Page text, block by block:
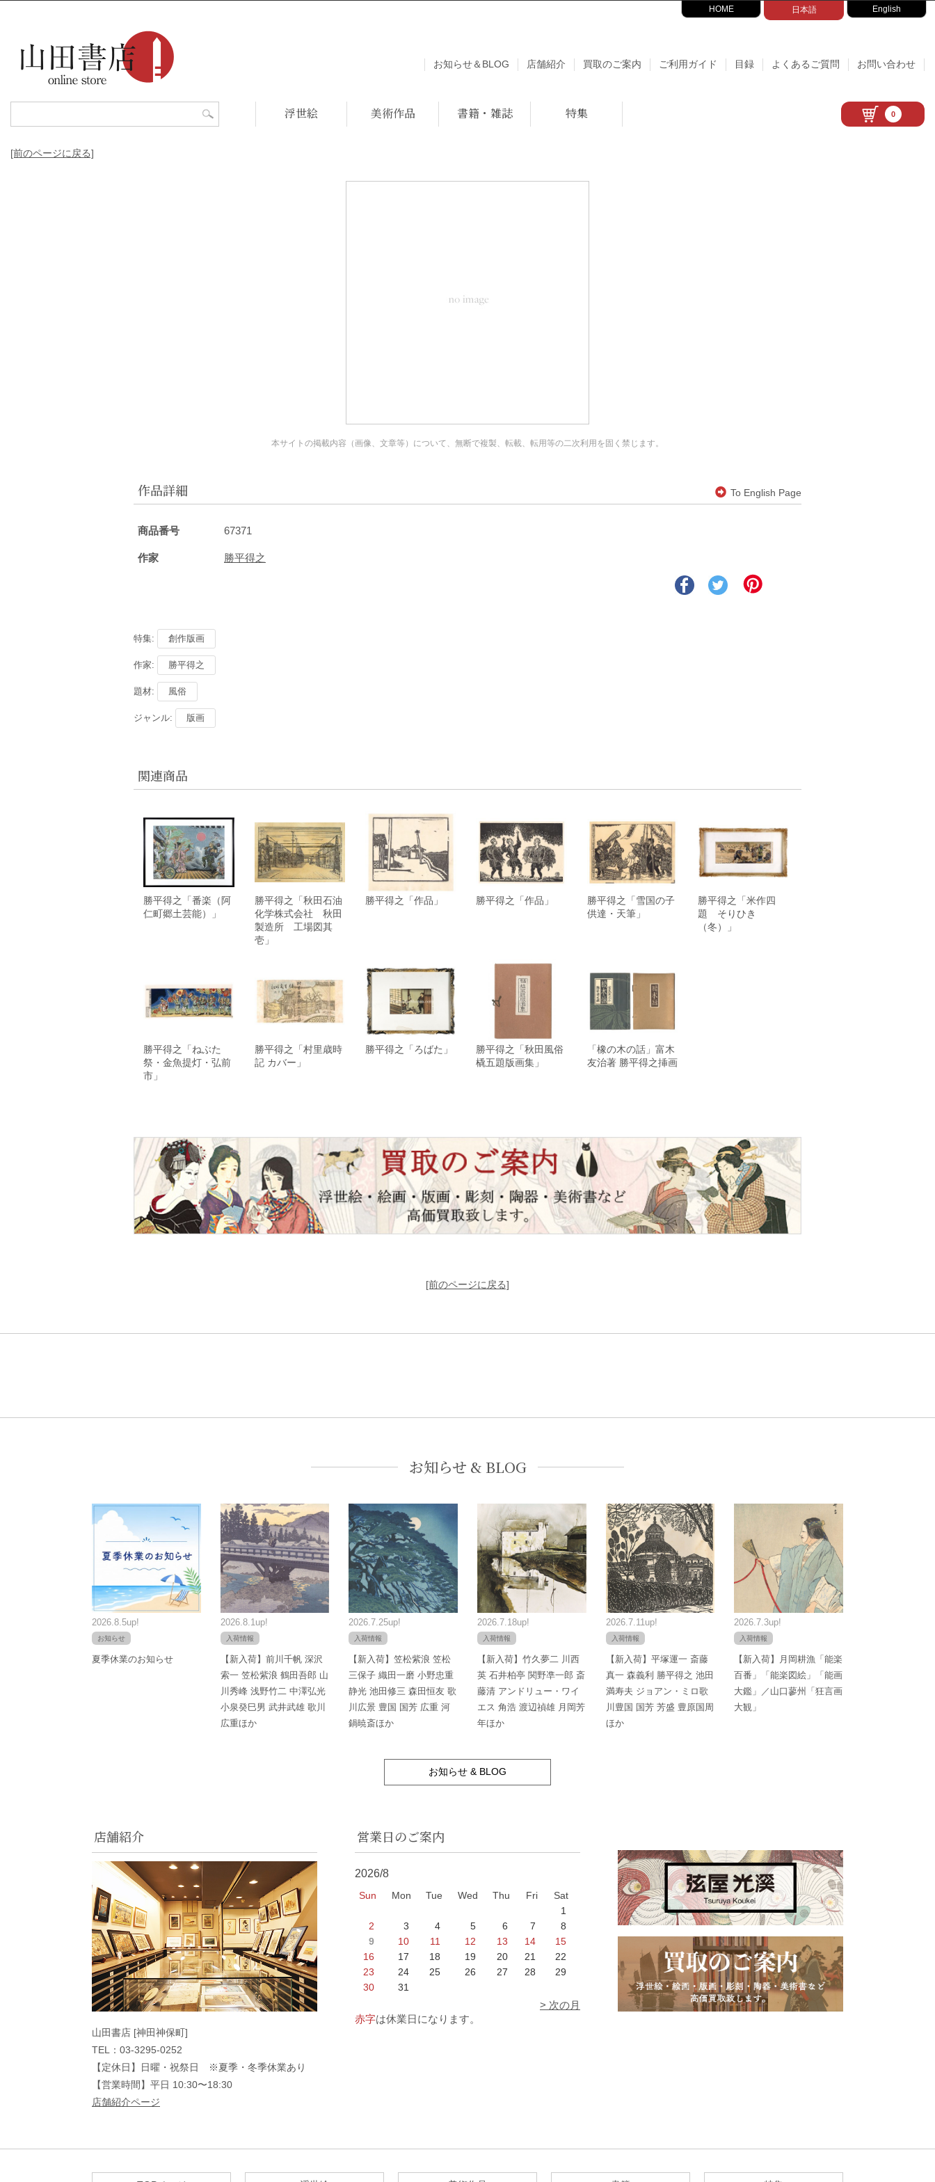
HOME 日本語 English
お知らせ＆BLOG 店舗紹介 買取のご案内 ご利用ガイド 目録 よくあるご質問 お問い合わせ
浮世絵 美術作品 書籍・雑誌 特集 0
[前のページに戻る]
本サイトの掲載内容（画像、文章等）について、無断で複製、転載、転用等の二次利用を固く禁じます。
作品詳細 To English Page
商品番号 67371
作家 勝平得之
特集: 創作版画
作家: 勝平得之
題材: 風俗
ジャンル: 版画
関連商品
勝平得之「番楽（阿
仁町郷土芸能）」
勝平得之「秋田石油
化学株式会社 秋田
製造所 工場図其
壱」
勝平得之「作品」 勝平得之「作品」
勝平得之「雪国の子
供達・天筆」
勝平得之「米作四
題 そりひき
（冬）」
勝平得之「ねぶた
祭・金魚提灯・弘前
市」
勝平得之「村里歳時
記 カバー」
勝平得之「ろばた」
勝平得之「秋田風俗
橇五題版画集」
「橡の木の話」富木
友治著 勝平得之挿画
[前のページに戻る]
お知らせ & BLOG
2026.8.5up!
お知らせ
夏季休業のお知らせ
2026.8.1up!
入荷情報
【新入荷】前川千帆 深沢
索一 笠松紫浪 鶴田吾郎 山
川秀峰 浅野竹二 中澤弘光
小泉癸巳男 武井武雄 歌川
広重ほか
2026.7.25up!
入荷情報
【新入荷】笠松紫浪 笠松
三保子 織田一磨 小野忠重
静光 池田修三 森田恒友 歌
川広景 豊国 国芳 広重 河
鍋暁斎ほか
2026.7.18up!
入荷情報
【新入荷】竹久夢二 川西
英 石井柏亭 関野凖一郎 斎
藤清 アンドリュー・ワイ
エス 角浩 渡辺禎雄 月岡芳
年ほか
2026.7.11up!
入荷情報
【新入荷】平塚運一 斎藤
真一 森義利 勝平得之 池田
満寿夫 ジョアン・ミロ歌
川豊国 国芳 芳盛 豊原国周
ほか
2026.7.3up!
入荷情報
【新入荷】月岡耕漁「能楽
百番」「能楽図絵」「能画
大鑑」／山口蓼州「狂言画
大観」
お知らせ & BLOG
店舗紹介
山田書店 [神田神保町]
TEL：03-3295-0252
【定休日】日曜・祝祭日 ※夏季・冬季休業あり
【営業時間】平日 10:30〜18:30
店舗紹介ページ
営業日のご案内
2026/8
Sun Mon Tue Wed Thu Fri
Sat
1
2
3 4 5 6 7
8
9
10 11 12 13 14
15
16
17 18 19 20 21
22
23
24 25 26 27 28
29
30
31
> 次の月
赤字は休業日になります。